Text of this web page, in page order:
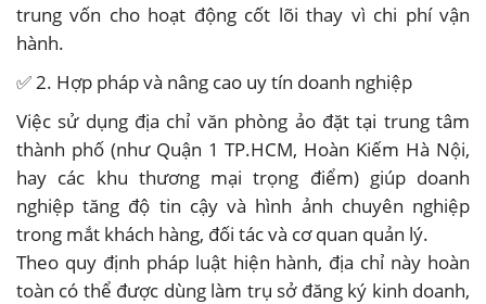
trung vốn cho hoạt động cốt lõi thay vì chi phí vận
hành.
✅ 2. Hợp pháp và nâng cao uy tín doanh nghiệp
Việc sử dụng địa chỉ văn phòng ảo đặt tại trung tâm
thành phố (như Quận 1 TP.HCM, Hoàn Kiếm Hà Nội,
hay các khu thương mại trọng điểm) giúp doanh
nghiệp tăng độ tin cậy và hình ảnh chuyên nghiệp
trong mắt khách hàng, đối tác và cơ quan quản lý.
Theo quy định pháp luật hiện hành, địa chỉ này hoàn
toàn có thể được dùng làm trụ sở đăng ký kinh doanh,